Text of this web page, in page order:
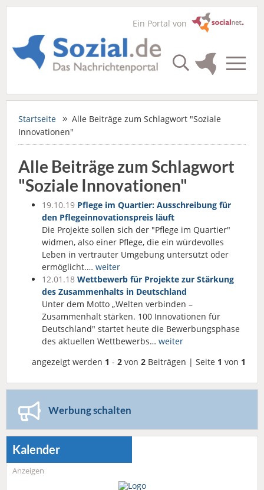
Ein Portal von
Startseite
Alle Beiträge zum Schlagwort "Soziale
Innovationen"
Alle Beiträge zum Schlagwort
"Soziale Innovationen"
19.10.19 Pflege im Quartier: Ausschreibung für
den Pflegeinnovationspreis läuft
Die Projekte sollen sich der "Pflege im Quartier"
widmen, also einer Pflege, die ein würdevolles
Leben in vertrauter Umgebung untersützt oder
ermöglicht.… weiter
12.01.18 Wettbewerb für Projekte zur Stärkung
des Zusammenhalts in Deutschland
Unter dem Motto „Welten verbinden –
Zusammenhalt stärken. 100 Innovationen für
Deutschland" startet heute die Bewerbungsphase
des aktuellen Wettbewerbs… weiter
angezeigt werden 1 - 2 von 2 Beiträgen | Seite 1 von 1
Werbung schalten
Kalender
Anzeigen